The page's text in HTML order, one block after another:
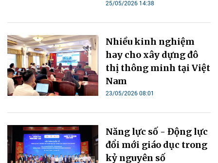
25/05/2026 14:38
Nhiều kinh nghiệm
hay cho xây dựng đô
thị thông minh tại Việt
Nam
23/05/2026 08:01
Năng lực số - Động lực
đổi mới giáo dục trong
kỷ nguyên số